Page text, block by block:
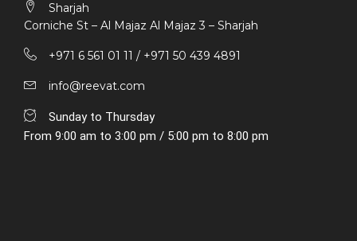
Sharjah
Corniche St – Al Majaz Al Majaz 3 – Sharjah
+971 6 561 01 11 / ‎+971 50 439 4891
info@reevat.com
Sunday to Thursday
From 9:00 am to 3:00 pm / 5:00 pm to 8:00 pm